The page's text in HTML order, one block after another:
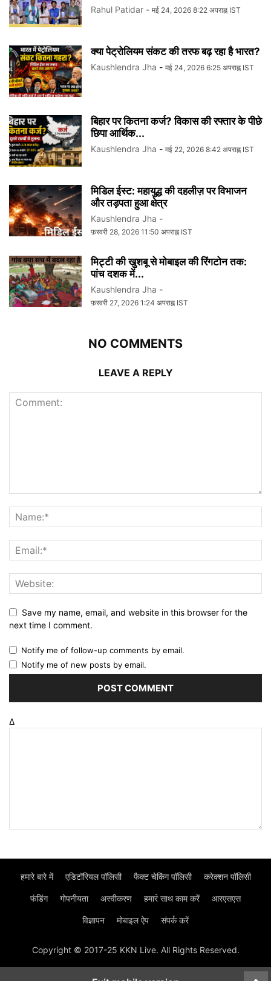
Rahul Patidar - मई 24, 2026 8:22 अपराह्न IST
क्या पेट्रोलियम संकट की तरफ बढ़ रहा है भारत?
Kaushlendra Jha - मई 24, 2026 6:25 अपराह्न IST
बिहार पर कितना कर्ज? विकास की रफ्तार के पीछे
छिपा आर्थिक...
Kaushlendra Jha - मई 22, 2026 8:42 अपराह्न IST
मिडिल ईस्ट: महायुद्ध की दहलीज़ पर विभाजन
और तड़पता हुआ क्षेत्र
Kaushlendra Jha -
फ़रवरी 28, 2026 11:50 अपराह्न IST
मिट्टी की खुशबू से मोबाइल की रिंगटोन तक:
पांच दशक में...
Kaushlendra Jha -
फ़रवरी 27, 2026 1:24 अपराह्न IST
NO COMMENTS
LEAVE A REPLY
Save my name, email, and website in this browser for the
next time I comment.
Notify me of follow-up comments by email.
Notify me of new posts by email.
Δ
हमारे बारे में एडिटॉरियल पॉलिसी फैक्ट चेकिंग पॉलिसी करेक्शन पॉलिसी
फंडिंग गोपनीयता अस्वीकरण हमार॓ साथ काम करें आरएसएस
विज्ञापन मोबाइल ऐप संपर्क करें
Copyright © 2017-25 KKN Live. All Rights Reserved.